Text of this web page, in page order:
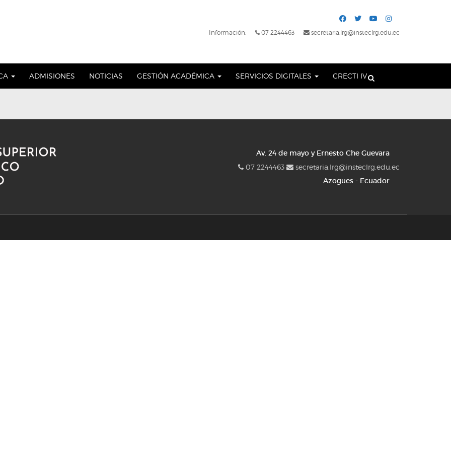
Información: 07 2244463 secretaria.lrg@insteclrg.edu.ec
ADMISIONES NOTICIAS GESTIÓN ACADÉMICA SERVICIOS DIGITALES CRECTI IV
Av. 24 de mayo y Ernesto Che Guevara
07 2244463 secretaria.lrg@insteclrg.edu.ec
Azogues - Ecuador